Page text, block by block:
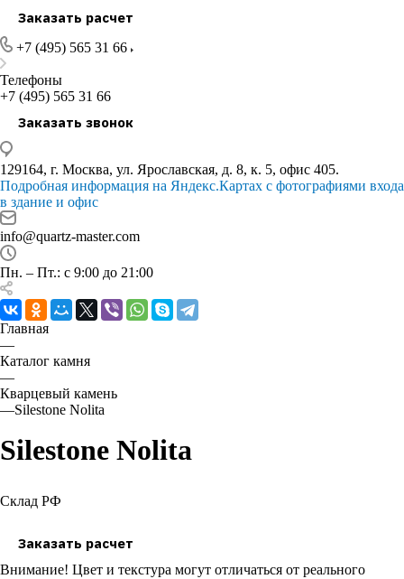
Заказать расчет
+7 (495) 565 31 66
Телефоны
+7 (495) 565 31 66
Заказать звонок
129164, г. Москва, ул. Ярославская, д. 8, к. 5, офис 405.
Подробная информация на Яндекс.Картах с фотографиями входа
в здание и офис
info@quartz-master.com
Пн. – Пт.: с 9:00 до 21:00
Главная
—
Каталог камня
—
Кварцевый камень
—Silestone Nolita
Silestone Nolita
Склад РФ
Заказать расчет
Внимание! Цвет и текстура могут отличаться от реального